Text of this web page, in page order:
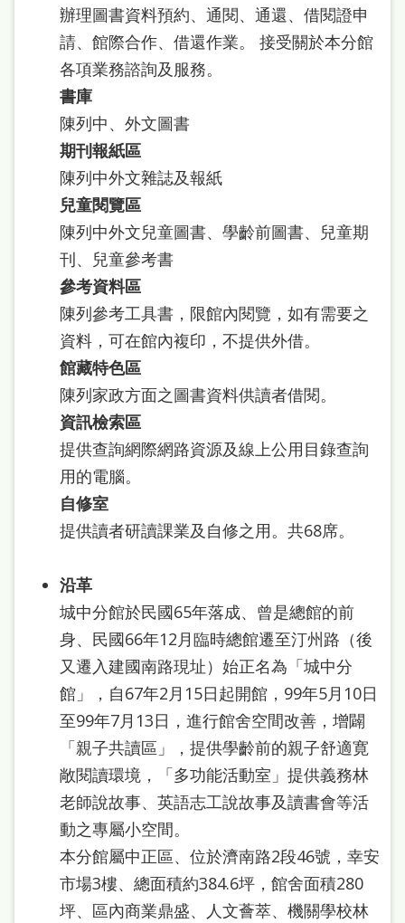
辦理圖書資料預約、通閱、通還、借閱證申
請、館際合作、借還作業。 接受關於本分館
各項業務諮詢及服務。
書庫
陳列中、外文圖書
期刊報紙區
陳列中外文雜誌及報紙
兒童閱覽區
陳列中外文兒童圖書、學齡前圖書、兒童期
刊、兒童參考書
參考資料區
陳列參考工具書，限館內閱覽，如有需要之
資料，可在館內複印，不提供外借。
館藏特色區
陳列家政方面之圖書資料供讀者借閱。
資訊檢索區
提供查詢網際網路資源及線上公用目錄查詢
用的電腦。
自修室
提供讀者研讀課業及自修之用。共68席。
沿革
城中分館於民國65年落成、曾是總館的前
身、民國66年12月臨時總館遷至汀州路（後
又遷入建國南路現址）始正名為「城中分
館」，自67年2月15日起開館，99年5月10日
至99年7月13日，進行館舍空間改善，增闢
「親子共讀區」，提供學齡前的親子舒適寛
敞閱讀環境，「多功能活動室」提供義務林
老師說故事、英語志工說故事及讀書會等活
動之專屬小空間。
本分館屬中正區、位於濟南路2段46號，幸安
市場3樓、總面積約384.6坪，館舍面積280
坪、區內商業鼎盛、人文薈萃、機關學校林